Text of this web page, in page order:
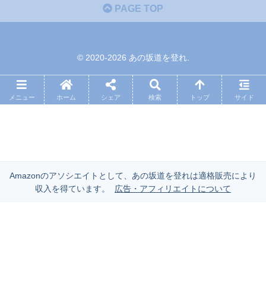
PAGE TOP
© 2020-2026 あの坂道を登れ.
メニュー ホーム シェア 検索 トップ サイド
Amazonのアソシエイトとして、あの坂道を登れは適格販売により
収入を得ています。
広告・アフィリエイトについて